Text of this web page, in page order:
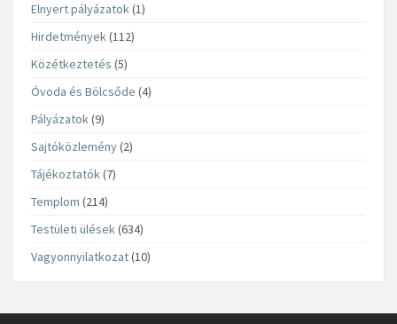
Elnyert pályázatok(1)
Hirdetmények(112)
Közétkeztetés (5)
Óvoda és Bölcsőde (4)
Pályázatok(9)
Sajtóközlemény(2)
Tájékoztatók(7)
Templom (214)
Testületi ülések(634)
Vagyonnyilatkozat(10)